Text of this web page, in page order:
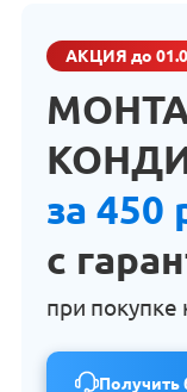
АКЦИЯ до
за 450
с
при покупке
Получить